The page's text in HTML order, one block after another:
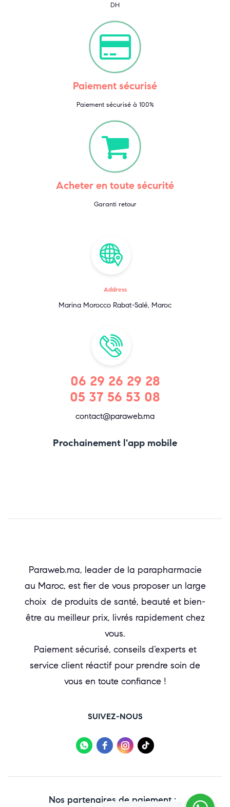
DH
Paiement sécurisé
Paiement sécurisé à 100%
Acheter en toute sécurité
Garanti retour
Address
Marina Morocco Rabat-Salé, Maroc
06 29 26 29 28
05 37 56 53 08
contact@paraweb.ma
Prochainement l'app mobile
Paraweb.ma, leader de la parapharmacie
au Maroc, est fier de vous proposer un large
choix de produits de santé, beauté et bien-
être au meilleur prix, livrés rapidement chez
vous.
Paiement sécurisé, conseils d’experts et
service client réactif pour prendre soin de
vous en toute confiance !
SUIVEZ-NOUS
Nos partenaires de paiement :